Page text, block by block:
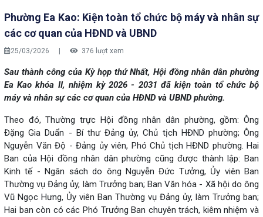
Phường Ea Kao: Kiện toàn tổ chức bộ máy và nhân sự
các cơ quan của HĐND và UBND
25/03/2026 376 lượt xem
Sau thành công của Kỳ họp thứ Nhất, Hội đồng nhân dân phường
Ea Kao khóa II, nhiệm kỳ 2026 - 2031 đã kiện toàn tổ chức bộ
máy và nhân sự các cơ quan của HĐND và UBND phường.
Theo đó, Thường trực Hội đồng nhân dân phường, gồm: Ông
Đặng Gia Duẩn - Bí thư Đảng ủy, Chủ tịch HĐND phường; Ông
Nguyễn Văn Độ - Đảng ủy viên, Phó Chủ tịch HĐND phường. Hai
Ban của Hội đồng nhân dân phường cũng được thành lập: Ban
Kinh tế - Ngân sách do ông Nguyễn Đức Tưởng, Ủy viên Ban
Thường vụ Đảng ủy, làm Trưởng ban; Ban Văn hóa - Xã hội do ông
Vũ Ngọc Hưng, Ủy viên Ban Thường vụ Đảng ủy, làm Trưởng ban;
Hai ban còn có các Phó Trưởng Ban chuyên trách, kiêm nhiệm và